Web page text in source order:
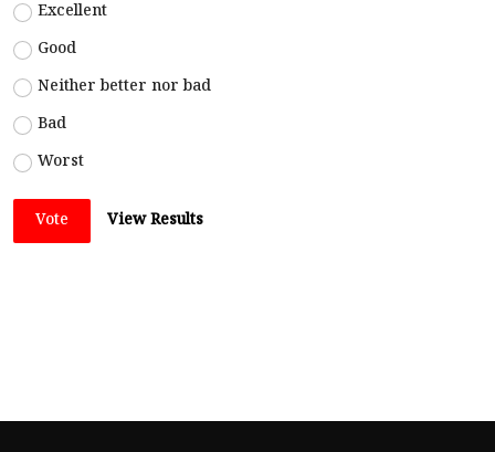
Excellent
Good
Neither better nor bad
Bad
Worst
Vote View Results